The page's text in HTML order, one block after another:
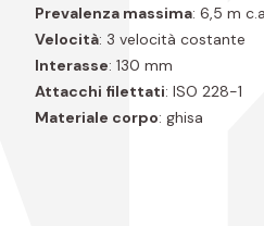
Prevalenza massima: 6,5 m
Velocità: 3 velocità costante
Interasse: 130 mm
Attacchi filettati: ISO 228-1
Materiale corpo: ghisa